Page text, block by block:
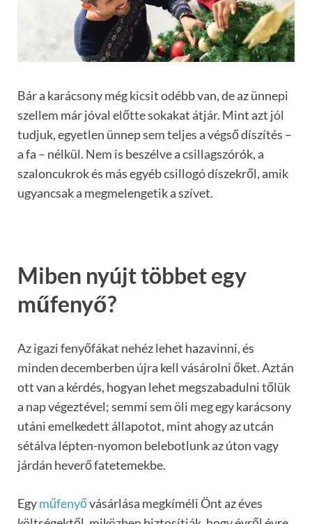
Bár a karácsony még kicsit odébb van, de az ünnepi
szellem már jóval előtte sokakat átjár. Mint azt jól
tudjuk, egyetlen ünnep sem teljes a végső díszítés –
a fa – nélkül. Nem is beszélve a csillagszórók, a
szaloncukrok és más egyéb csillogó díszekről, amik
ugyancsak a megmelengetik a szívet.
Miben nyújt többet egy
műfenyő?
Az igazi fenyőfákat nehéz lehet hazavinni, és
minden decemberben újra kell vásárolni őket. Aztán
ott van a kérdés, hogyan lehet megszabadulni tőlük
a nap végeztével; semmi sem öli meg egy karácsony
utáni emelkedett állapotot, mint ahogy az utcán
sétálva lépten-nyomon belebotlunk az úton vagy
járdán heverő fatetemekbe.
Egyműfenyővásárlása megkíméli Önt az éves